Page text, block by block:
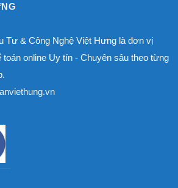
Tư & Công Nghệ Việt Hưng là đơn vị
toán online Uy tín - Chuyên sâu theo từng